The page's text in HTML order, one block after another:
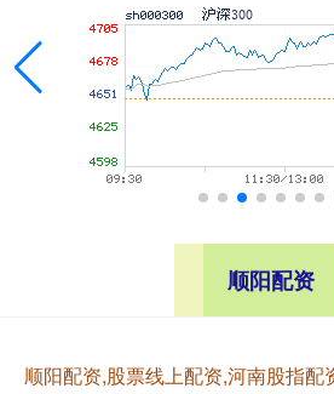
顺阳配资
顺阳配资,股票线上配资,河南股指配